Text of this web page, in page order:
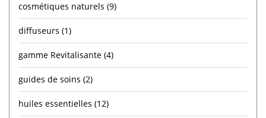
cosmétiques naturels (9)
diffuseurs (1)
gamme Revitalisante (4)
guides de soins (2)
huiles essentielles (12)